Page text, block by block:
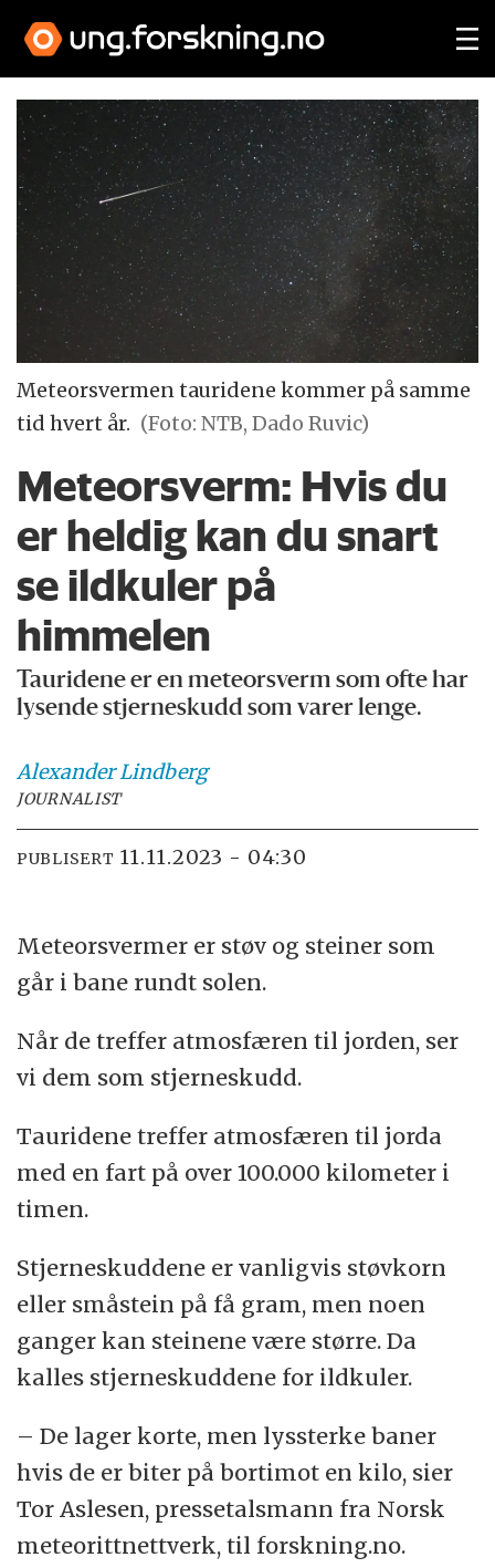
Meteorsvermen tauridene kommer på samme
tid hvert år. (Foto: NTB, Dado Ruvic)
Meteorsverm: Hvis du
er heldig kan du snart
se ildkuler på
himmelen
Tauridene er en meteorsverm som ofte har
lysende stjerneskudd som varer lenge.
Alexander Lindberg
JOURNALIST
PUBLISERT 11.11.2023 - 04:30
Meteorsvermer er støv og steiner som
går i bane rundt solen.
Når de treffer atmosfæren til jorden, ser
vi dem som stjerneskudd.
Tauridene treffer atmosfæren til jorda
med en fart på over 100.000 kilometer i
timen.
Stjerneskuddene er vanligvis støvkorn
eller småstein på få gram, men noen
ganger kan steinene være større. Da
kalles stjerneskuddene for ildkuler.
– De lager korte, men lyssterke baner
hvis de er biter på bortimot en kilo, sier
Tor Aslesen, pressetalsmann fra Norsk
meteorittnettverk, til forskning.no.